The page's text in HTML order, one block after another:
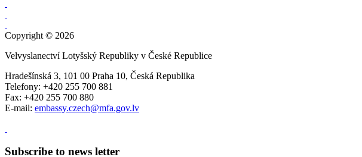
Copyright © 2026
Velvyslanectví Lotyšský Republiky v České Republice
Hradešínská 3, 101 00 Praha 10, Česká Republika
Telefony: +420 255 700 881
Fax: +420 255 700 880
E-mail: embassy.czech@mfa.gov.lv
Subscribe to news letter